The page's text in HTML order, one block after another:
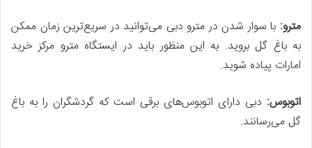
مترو: با سوار شدن در مترو دبی می‌توانید در سریع‌ترین زمان ممکن
به باغ گل بروید. به این منظور باید در ایستگاه مترو مرکز خرید
امارات پیاده شوید.
اتوبوس: دبی دارای اتوبوس‌های برقی است که گردشگران را به باغ
گل می‌رسانند.